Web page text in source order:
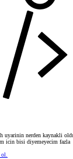
nerden kaynakli
icin bisi diyemeyecim fazla